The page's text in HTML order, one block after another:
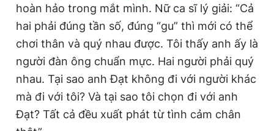
hoàn hảo trong mắt mình. Nữ ca sĩ lý giải: “Cả
hai phải đúng tần số, đúng “gu” thì mới có thể
chơi thân và quý nhau được. Tôi thấy anh ấy là
người đàn ông chuẩn mực. Hai người phải quý
nhau. Tại sao anh Đạt không đi với người khác
mà đi với tôi? Và tại sao tôi chọn đi với anh
Đạt? Tất cả đều xuất phát từ tình cảm chân